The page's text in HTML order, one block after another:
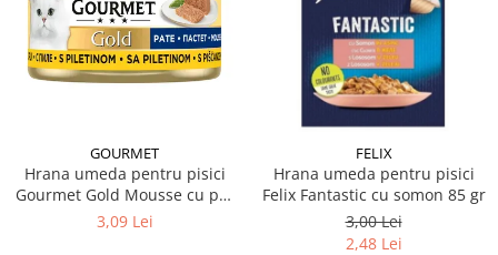
GOURMET
Hrana umeda pentru pisici
Gourmet Gold Mousse cu pui
85 gr
3,09 Lei
FELIX
Hrana umeda pentru pisici
Felix Fantastic cu somon 85 gr
3,00 Lei
2,48 Lei